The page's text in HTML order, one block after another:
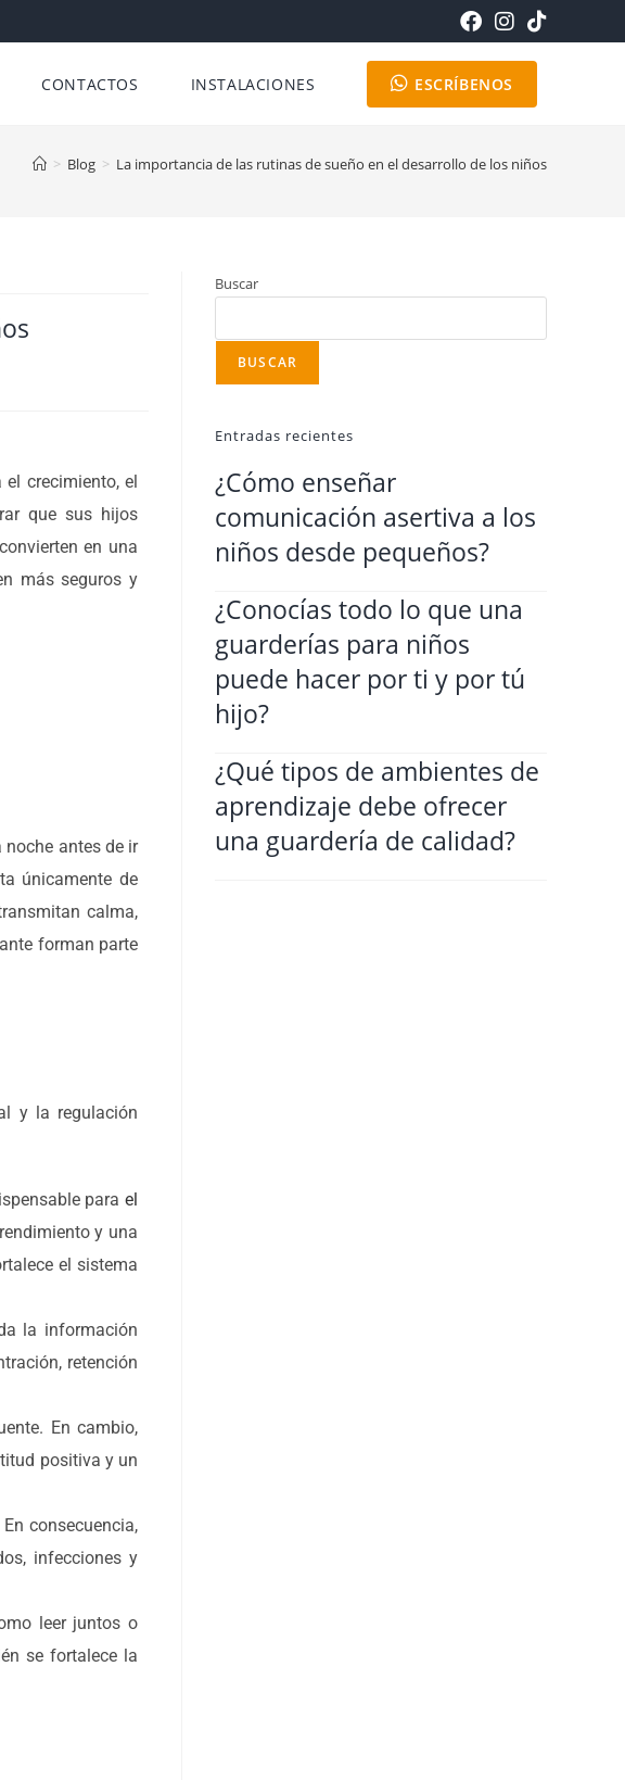
CONTACTOS INSTALACIONES ESCRÍBENOS
> Blog > La importancia de las rutinas de sueño en el desarrollo de los niños
crecimiento, el
que sus hijos
en una
más seguros y
antes de ir
únicamente de
calma,
forman parte
y la regulación
parael
y una
el sistema
la información
retención
En cambio,
positiva y un
En consecuencia,
infecciones y
leer juntos o
se fortalece la
Buscar
BUSCAR
Entradas recientes
¿Cómo enseñar
comunicación asertiva a los
niños desde pequeños?
¿Conocías todo lo que una
guarderías para niños
puede hacer por ti y por tú
hijo?
¿Qué tipos de ambientes de
aprendizaje debe ofrecer
una guardería de calidad?